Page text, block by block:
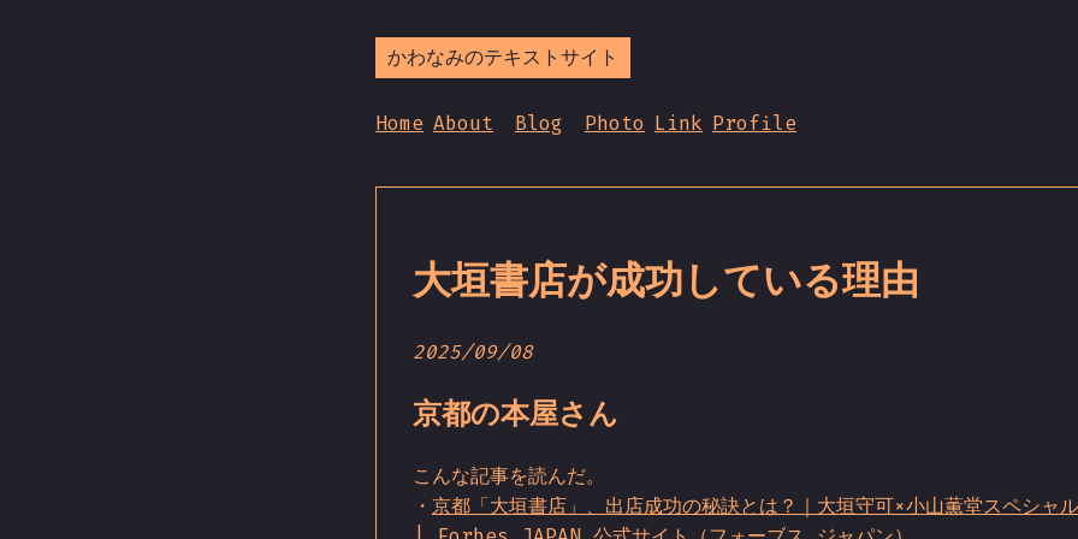
かわなみのテキストサイト
Home About Blog Photo Link Profile
大垣書店が成功している理由
2025/09/08
京都の本屋さん
こんな記事を読んだ。
・ 京都「大垣書店」、出店成功の秘訣とは？｜大垣守可×小山薫堂スペシャル